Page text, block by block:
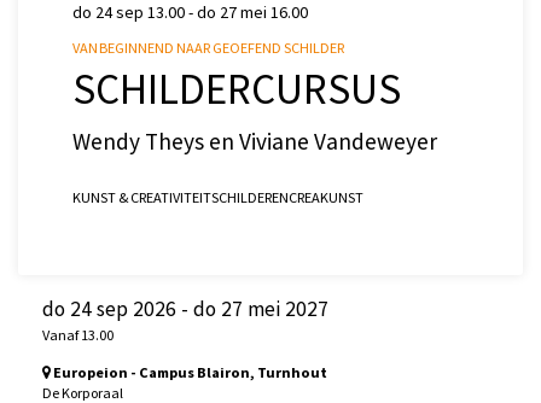
SCHILDERCURSUS
Wendy Theys en Viviane Vandeweyer
VAN BEGINNEND NAAR GEOEFEND SCHILDER
do 24 sep 13.00-do 27 mei 16.00
KUNST & CREATIVITEITSCHILDERENCREAKUNST
do 24 sep 2026 - do 27 mei 2027
Vanaf 13.00
Europeion - Campus Blairon, Turnhout
De Korporaal